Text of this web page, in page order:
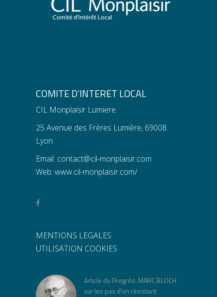
COMITE D’INTERET LOCAL
CIL Monplaisir Lumiere
25 Avenue des Frères Lumière, 69008
Lyon
Email: contact@cil-monplaisir.com
Web: www.cil-monplaisir.com/
MENTIONS LEGALES
UTILISATION COOKIES
Article du Progrès: MARC BLOCH
sur les pas d’un résistant